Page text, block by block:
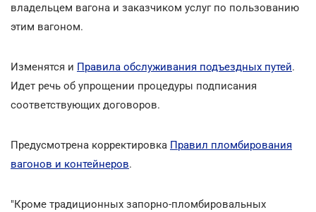
владельцем вагона и заказчиком услуг по пользованию
этим вагоном.
Изменятся и Правила обслуживания подъездных путей.
Идет речь об упрощении процедуры подписания
соответствующих договоров.
Предусмотрена корректировка Правил пломбирования
вагонов и контейнеров.
"Кроме традиционных запорно-пломбировальных